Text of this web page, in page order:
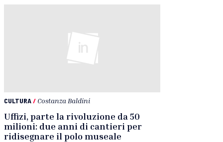
CULTURA/ Costanza Baldini
Uffizi, parte la rivoluzione da 50
milioni: due anni di cantieri per
ridisegnare il polo museale